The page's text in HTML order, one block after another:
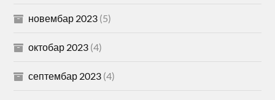
новембар 2023 (5)
октобар 2023 (4)
септембар 2023 (4)